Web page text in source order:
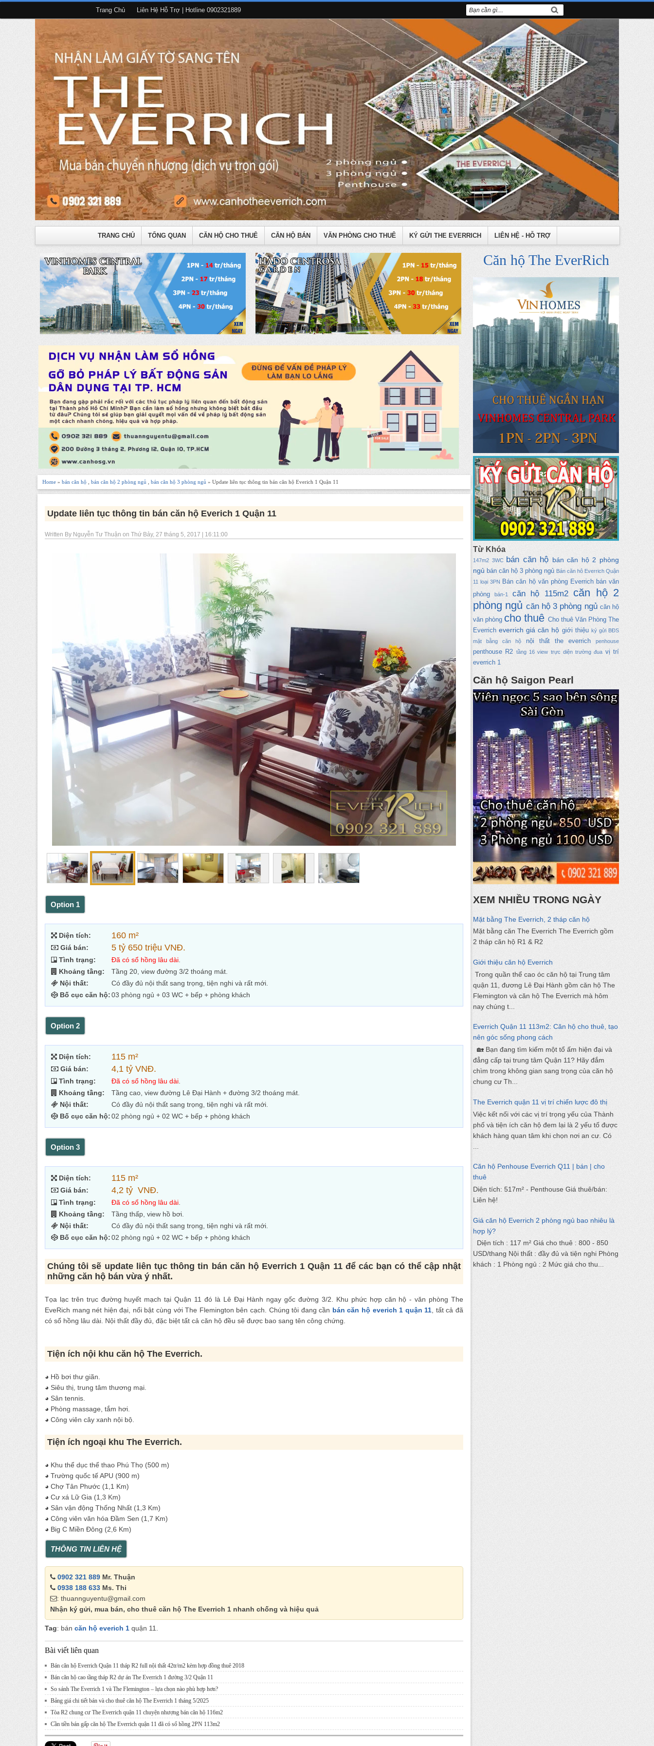
Trang Chủ Liên Hệ Hỗ Trợ | Hotline 0902321889
TRANG CHỦ TỔNG QUAN CĂN HỘ CHO THUÊ CĂN HỘ BÁN VĂN PHÒNG CHO THUÊ KÝ GỬI THE EVERRICH LIÊN HỆ - HỖ TRỢ
Home » bán căn hộ bán căn hộ 2 phòng ngủ bán căn hộ 3 phòng ngủ » Update liên tục thông tin bán căn hộ Everich 1 Quận 11
Update liên tục thông tin bán căn hộ Everich 1 Quận 11
Written By Nguyễn Tư Thuận on Thứ Bảy, 27 tháng 5, 2017 | 16:11:00
Option 1
Diện tích: 160 m²
Giá bán: 5 tỷ 650 triệu VNĐ.
Tình trạng: Đã có sổ hồng lâu dài
Khoảng tầng:
Tầng 20, view đường 3/2 thoáng mát.
Nội thất:
Có đầy đủ nội thất sang trọng, tiện nghi và rất mới.
Bố cục căn hộ:03 phòng ngủ + 03 WC + bếp + phòng khách
Option 2
Diện tích: 115 m²
Giá bán: 4,1 tỷ VNĐ.
Tình trạng: Đã có sổ hồng lâu dài
Khoảng tầng:
Tầng cao, view đường Lê Đại Hành + đường 3/2 thoáng mát.
Nội thất:
Có đầy đủ nội thất sang trọng, tiện nghi và rất mới.
Bố cục căn hộ:02 phòng ngủ + 02 WC + bếp + phòng khách
Option 3
Diện tích: 115 m²
Giá bán: 4,2 tỷ VNĐ.
Tình trạng: Đã có sổ hồng lâu dài
Khoảng tầng:
Tầng thấp, view hồ bơi.
Nội thất:
Có đầy đủ nội thất sang trọng, tiện nghi và rất mới.
Bố cục căn hộ:02 phòng ngủ + 02 WC + bếp + phòng khách
Chúng tôi sẽ update liên tục thông tin bán căn hộ Everrich 1 Quận 11 để các bạn có thể cập nhật
những căn hộ bán vừa ý nhất.
Tọa lạc trên trục đường huyết mạch tại Quận 11 đó là Lê Đại Hành ngay gốc đường 3/2. Khu phức hợp căn hộ - văn phòng The
EveRich mang nét hiện đại, nổi bật cùng với The Flemington bên cạch. Chúng tôi đang cần bán căn hộ everich 1 quận 11 , tất cả đã
có sổ hồng lâu dài. Nội thất đầy đủ, đặc biệt tất cả căn hộ đều sẽ được bao sang tên công chứng.
Tiện ích nội khu căn hộ The Everrich.
◕ Hồ bơi thư giãn.
◕ Siêu thị, trung tâm thương mại.
◕ Sân tennis.
◕ Phòng massage, tắm hơi.
◕ Công viên cây xanh nội bộ.
Tiện ích ngoại khu The Everrich.
◕ Khu thể dục thể thao Phú Thọ (500 m)
◕ Trường quốc tế APU (900 m)
◕ Chợ Tân Phước (1,1 Km)
◕ Cư xá Lữ Gia (1,3 Km)
◕ Sân vận động Thống Nhất (1,3 Km)
◕ Công viên văn hóa Đầm Sen (1,7 Km)
◕ Big C Miền Đông (2,6 Km)
THÔNG TIN LIÊN HỆ
0902 321 889 Mr. Thuận
0938 188 633 Ms. Thi
: thuannguyentu@gmail.com
Nhận ký gửi, mua bán, cho thuê căn hộ The Everrich 1 nhanh chống và hiệu quả
Tag: bán căn hộ everich 1 quận 11.
Bài viết liên quan
Bán căn hộ Everrich Quận 11 tháp R2 full nội thất 42tr/m2 kèm hợp đồng thuê 2018
Bán căn hộ cao tầng tháp R2 dự án The Everrich 1 đường 3/2 Quận 11
So sánh The Everrich 1 và The Flemington – lựa chọn nào phù hợp hơn?
Bảng giá chi tiết bán và cho thuê căn hộ The Everrich 1 tháng 5/2025
Tòa R2 chung cư The Everrich quận 11 chuyện nhượng bán căn hộ 116m2
Cần tiền bán gấp căn hộ The Everrich quận 11 đã có sổ hồng 2PN 113m2
Căn hộ The EverRich
Từ Khóa
147m2 3WC bán căn hộ bán căn hộ 2 phòng
ngủ bán căn hộ 3 phòng ngủ Bán căn hô Everrich Quận
11 loại 3PN
Bán căn hộ văn phòng Everrich bán văn
phòng
bán-1 căn hộ 115m2 căn hộ 2
phòng ngủ căn hộ 3 phòng ngủ căn hộ
văn phòng cho thuê Cho thuê Văn Phòng The
Everrich everrich giá căn hộ giới thiệu ký gửi BĐS
mặt bằng căn hộ
nội thất the everrich penhouse
penthouse R2 tầng 16 view trực diện trường đua vị trí
everrich 1
Căn hộ Saigon Pearl
XEM NHIỀU TRONG NGÀY
Mặt bằng The Everrich, 2 tháp căn hộ
Mặt bằng căn The Everrich The Everrich gồm
2 tháp căn hộ R1 & R2
Giới thiệu căn hộ Everrich
Trong quần thể cao óc căn hộ tại Trung tâm
quận 11, đương Lê Đại Hành gồm căn hộ The
Flemington và căn hộ The Everrich mà hôm
nay chúng t...
Everrich Quận 11 113m2: Căn hộ cho thuê, tạo
nên góc sống phong cách
🏡 Bạn đang tìm kiếm một tổ ấm hiện đại và
đẳng cấp tại trung tâm Quận 11? Hãy đắm
chìm trong không gian sang trọng của căn hộ
chung cư Th...
The Everrich quận 11 vị trí chiến lược đô thị
Việc kết nối với các vị trí trọng yếu của Thành
phố và tiện ích căn hộ đem lại là 2 yếu tố được
khách hàng quan tâm khi chọn nơi an cư. Có
Căn hộ Penhouse Everrich Q11 | bán | cho
thuê
Diện tích: 517m² - Penthouse Giá thuê/bán:
Liên hệ!
Giá căn hộ Everrich 2 phòng ngủ bao nhiêu là
hợp lý?
Diện tích : 117 m² Giá cho thuê : 800 - 850
USD/thang Nội thất : đầy đủ và tiện nghi Phòng
khách : 1 Phòng ngủ : 2 Mức giá cho thu...